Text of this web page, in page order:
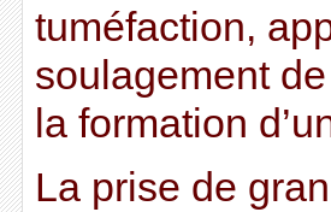
tuméfaction,
soulagement
la formation
La prise de